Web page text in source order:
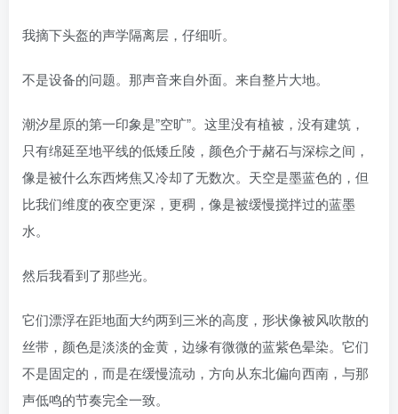
我摘下头盔的声学隔离层，仔细听。
不是设备的问题。那声音来自外面。来自整片大地。
潮汐星原的第一印象是”空旷”。这里没有植被，没有建筑，
只有绵延至地平线的低矮丘陵，颜色介于赭石与深棕之间，
像是被什么东西烤焦又冷却了无数次。天空是墨蓝色的，但
比我们维度的夜空更深，更稠，像是被缓慢搅拌过的蓝墨
水。
然后我看到了那些光。
它们漂浮在距地面大约两到三米的高度，形状像被风吹散的
丝带，颜色是淡淡的金黄，边缘有微微的蓝紫色晕染。它们
不是固定的，而是在缓慢流动，方向从东北偏向西南，与那
声低鸣的节奏完全一致。